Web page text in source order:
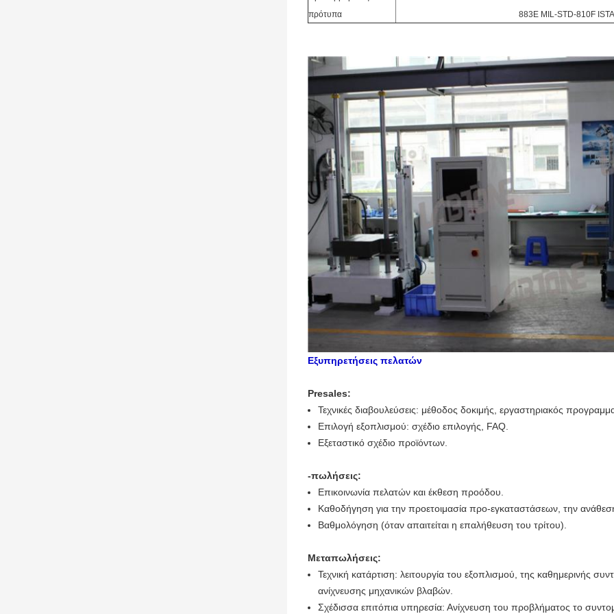
πρότυπα
883E MIL-STD-810F
Εξυπηρετήσεις πελατών
Presales:
Τεχνικές διαβουλεύσεις: μέθοδος δοκιμής, εργαστηριακός
Επιλογή εξοπλισμού: σχέδιο επιλογής, FAQ.
Εξεταστικό σχέδιο προϊόντων.
-πωλήσεις:
Επικοινωνία πελατών και έκθεση προόδου.
Καθοδήγηση για την προετοιμασία προ-εγκαταστάσεων, την ανάθεση
Βαθμολόγηση (όταν απαιτείται η επαλήθευση του τρίτου).
Μεταπωλήσεις:
Τεχνική κατάρτιση: λειτουργία του εξοπλισμού, της καθημερινής
ανίχνευσης μηχανικών βλαβών.
Σχέδισσα επιτόπια υπηρεσία: Ανίχνευση του προβλήματος το